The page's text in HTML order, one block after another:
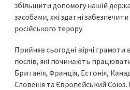
збільшити допомогу нашій
засобами, які здатні
російського терору.
Прийняв сьогодні вірчі грамоти
послів, які починають
Британія, Франція, Естонія,
Словенія та Європейський Союз.